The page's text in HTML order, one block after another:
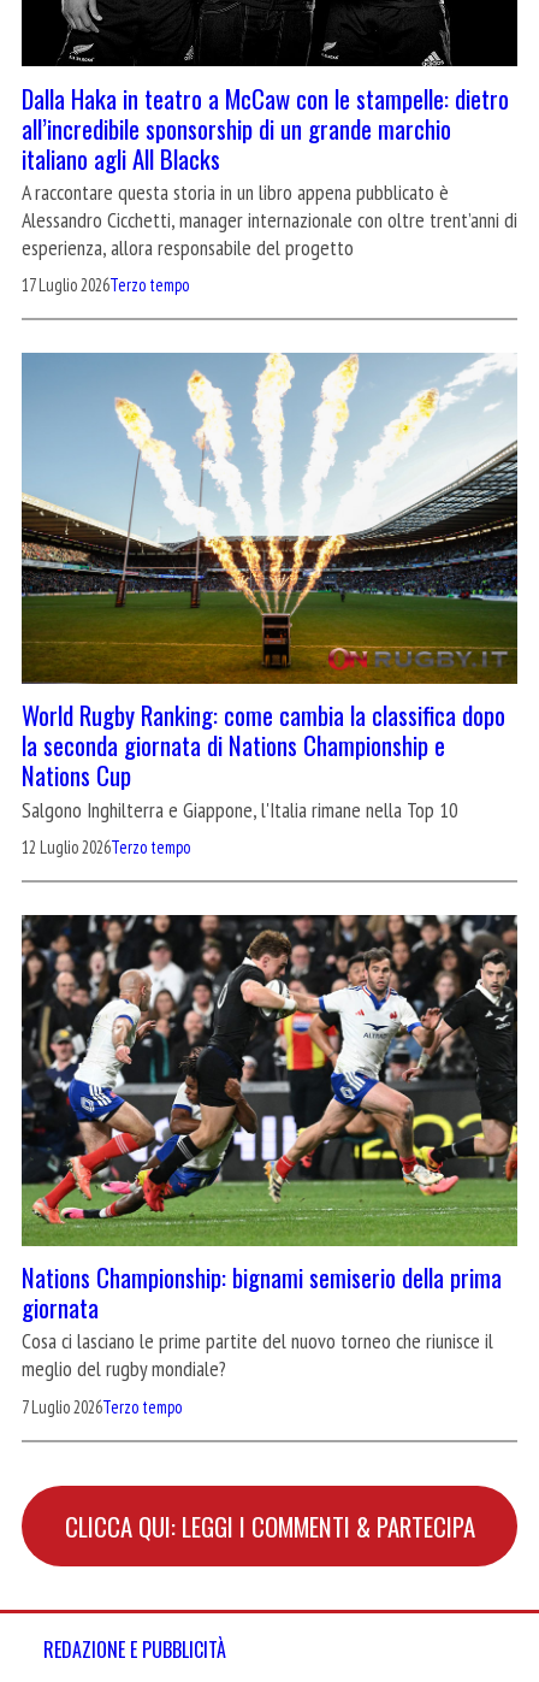
Dalla Haka in teatro a McCaw con le stampelle: dietro
all’incredibile sponsorship di un grande marchio
italiano agli All Blacks
A raccontare questa storia in un libro appena pubblicato è
Alessandro Cicchetti, manager internazionale con oltre trent’anni di
esperienza, allora responsabile del progetto
17 Luglio 2026Terzo tempo
World Rugby Ranking: come cambia la classifica dopo
la seconda giornata di Nations Championship e
Nations Cup
Salgono Inghilterra e Giappone, l'Italia rimane nella Top 10
12 Luglio 2026Terzo tempo
Nations Championship: bignami semiserio della prima
giornata
Cosa ci lasciano le prime partite del nuovo torneo che riunisce il
meglio del rugby mondiale?
7 Luglio 2026Terzo tempo
CLICCA QUI: LEGGI I COMMENTI & PARTECIPA
REDAZIONE E PUBBLICITÀ